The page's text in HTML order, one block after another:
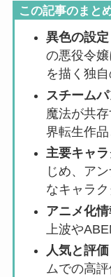
この記事のまと
異色の設定
の悪役令
を描く独自
スチーム
魔法が共
界転生作品
主要キャラ
じめ、ア
なキャラク
アニメ化情
上波や
人気と評価
ムでの高